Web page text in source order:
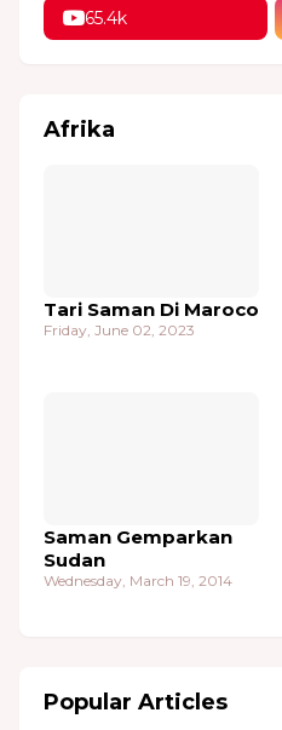
65.4k
Afrika
Tari Saman Di Maroco
Friday, June 02, 2023
Saman Gemparkan
Sudan
Wednesday, March 19, 2014
Popular Articles